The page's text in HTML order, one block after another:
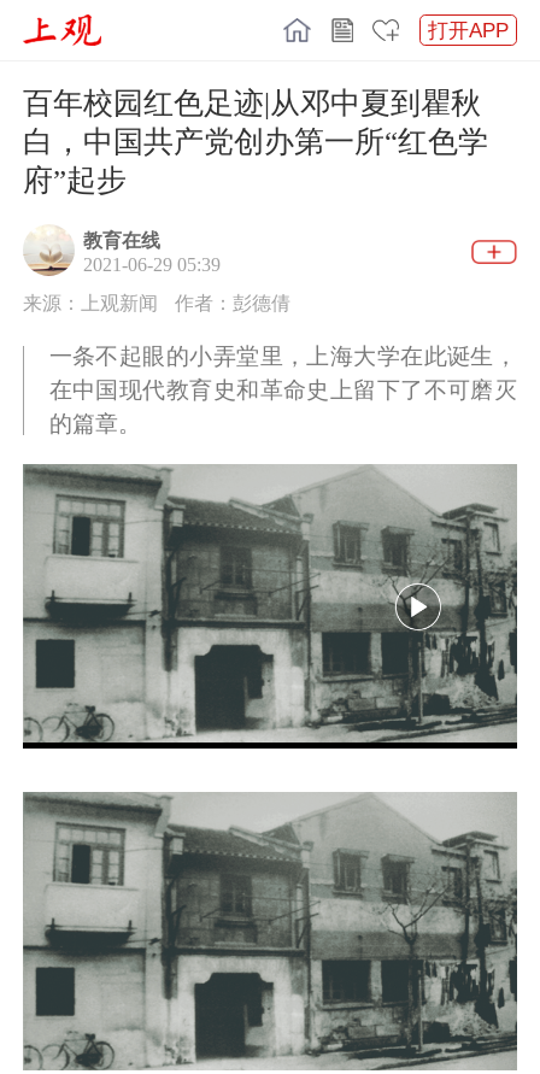
打开APP
百年校园红色足迹|从邓中夏到瞿秋
白，中国共产党创办第一所“红色学
府”起步
教育在线
2021-06-29 05:39
来源：上观新闻
作者：彭德倩
一条不起眼的小弄堂里，上海大学在此诞生，
在中国现代教育史和革命史上留下了不可磨灭
的篇章。